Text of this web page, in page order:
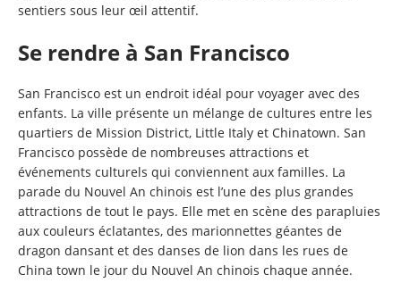
sentiers sous leur œil attentif.
Se rendre à San Francisco
San Francisco est un endroit idéal pour voyager avec des
enfants. La ville présente un mélange de cultures entre les
quartiers de Mission District, Little Italy et Chinatown. San
Francisco possède de nombreuses attractions et
événements culturels qui conviennent aux familles. La
parade du Nouvel An chinois est l’une des plus grandes
attractions de tout le pays. Elle met en scène des parapluies
aux couleurs éclatantes, des marionnettes géantes de
dragon dansant et des danses de lion dans les rues de
China town le jour du Nouvel An chinois chaque année.